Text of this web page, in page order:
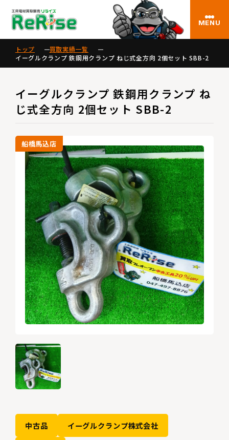
MENU
トップ
買取実績一覧
イーグルクランプ 鉄鋼用クランプ ねじ式全方向 2個セット SBB-2
イーグルクランプ 鉄鋼用クランプ ね
じ式全方向 2個セット SBB-2
船橋馬込店
中古品 イーグルクランプ株式会社